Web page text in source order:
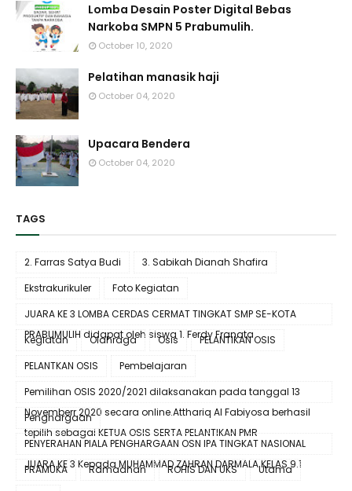
Lomba Desain Poster Digital Bebas
Narkoba SMPN 5 Prabumulih.
October 10, 2020
Pelatihan manasik haji
October 04, 2020
Upacara Bendera
October 04, 2020
TAGS
2. Farras Satya Budi
3. Sabikah Dianah Shafira
Ekstrakurikuler
Foto Kegiatan
JUARA KE 3 LOMBA CERDAS CERMAT TINGKAT SMP SE-KOTA
PRABUMULIH didapat oleh siswa 1. Ferdy Franata
Kegiatan Olahraga Osis
PELANTIKAN OSIS
PELANTKAN OSIS
Pembelajaran
Pemilihan OSIS 2020/2021 dilaksanakan pada tanggal 13
Novemberr 2020 secara online.Atthariq Al Fabiyosa berhasil
tepilih sebagai KETUA OSIS SERTA PELANTIKAN PMR
Penghargaan
PENYERAHAN PIALA PENGHARGAAN OSN IPA TINGKAT NASIONAL
JUARA KE 3 Kepada MUHAMMAD ZAHRAN DARMALA KELAS 9.1
PRAMUKA Ramadhan ROHIS DAN UKS
Utama